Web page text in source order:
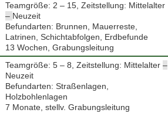
Teamgröße: 2 – 15, Zeitstellung: Mittelalter
– Neuzeit
Befundarten: Brunnen, Mauerreste,
Latrinen, Schichtabfolgen, Erdbefunde
13 Wochen, Grabungsleitung
Teamgröße: 5 – 8, Zeitstellung: Mittelalter –
Neuzeit
Befundarten: Straßenlagen,
Holzbohlenlagen
7 Monate, stellv. Grabungsleitung